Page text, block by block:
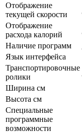
Отображение
текущей скорости
Отображение
расхода калорий
Наличие программ
Язык интерфейса
Транспортировочные
ролики
Ширина см
Высота см
Специальные
программные
возможности